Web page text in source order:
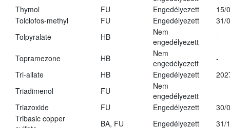
Thymol
FU Engedélyezett
15/
Tolclofos-methyl
FU Engedélyezett
31/
Tolpyralate
HB
Nem
engedélyezett
-
Topramezone HB
Nem
engedélyezett
-
Tri-allate
HB Engedélyezett
Triadimenol
FU
Nem
engedélyezett
Triazoxide
FU Engedélyezett
30/
Tribasic copper
BA, FU Engedélyezett
31/